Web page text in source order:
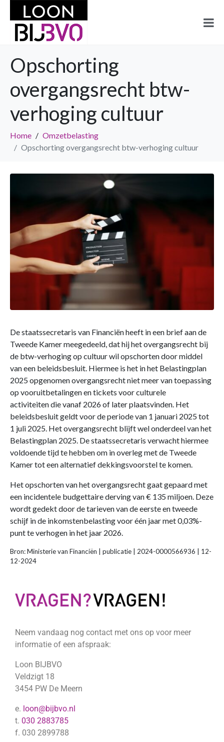
Opschorting
overgangsrecht btw-
verhoging cultuur
Home
Omzetbelasting
Opschorting overgangsrecht btw-verhoging cultuur
De staatssecretaris van Financiën heeft in een brief aan de
Tweede Kamer meegedeeld, dat hij het overgangsrecht bij
de btw-verhoging op cultuur wil opschorten door middel
van een beleidsbesluit. Hiermee is het in het Belastingplan
2025 opgenomen overgangsrecht niet meer van toepassing
op vooruitbetalingen en tickets voor culturele
activiteiten die vanaf 2026 of later plaatsvinden. Het
beleidsbesluit geldt voor de periode van 1 januari 2025 tot
1 juli 2025. Het overgangsrecht blijft wel onderdeel van het
Belastingplan 2025. De staatssecretaris verwacht hiermee
voldoende tijd te hebben om in overleg met de Tweede
Kamer tot een alternatief dekkingsvoorstel te komen.
Het opschorten van het overgangsrecht gaat gepaard met
een incidentele budgettaire derving van € 135 miljoen. Deze
wordt gedekt door de tarieven van de eerste en tweede
schijf in de inkomstenbelasting voor één jaar met 0,03%-
punt te verhogen in het jaar 2026.
Bron: Ministerie van Financiën | publicatie | 2024-0000566936 | 12-
12-2024
Neem vandaag nog contact met ons op voor meer
informatie of een afspraak:
Loon BIJBVO
Veldzigt 18
3454 PW De Meern
e. loon@bijbvo.nl
t. 030 2883785
f. 030 2899788